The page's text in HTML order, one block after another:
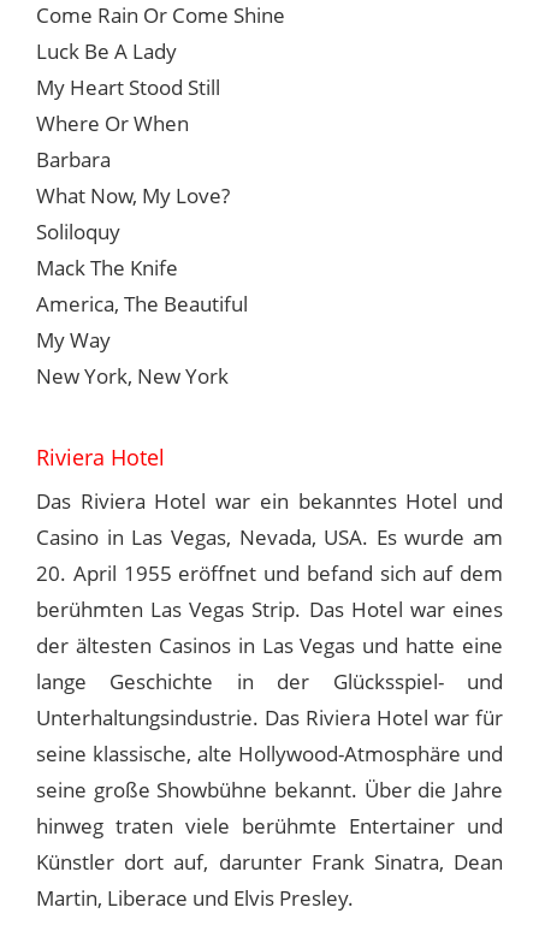
Come Rain Or Come Shine
Luck Be A Lady
My Heart Stood Still
Where Or When
Barbara
What Now, My Love?
Soliloquy
Mack The Knife
America, The Beautiful
My Way
New York, New York
Riviera Hotel
Das Riviera Hotel war ein bekanntes Hotel und
Casino in Las Vegas, Nevada, USA. Es wurde am
20. April 1955 eröffnet und befand sich auf dem
berühmten Las Vegas Strip. Das Hotel war eines
der ältesten Casinos in Las Vegas und hatte eine
lange Geschichte in der Glücksspiel- und
Unterhaltungsindustrie. Das Riviera Hotel war für
seine klassische, alte Hollywood-Atmosphäre und
seine große Showbühne bekannt. Über die Jahre
hinweg traten viele berühmte Entertainer und
Künstler dort auf, darunter Frank Sinatra, Dean
Martin, Liberace und Elvis Presley.